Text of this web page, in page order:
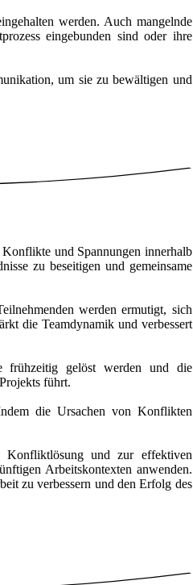
werden. Auch mangelnde
eingebunden sind oder ihre
um sie zu bewältigen und
und Spannungen innerhalb
zu beseitigen und gemeinsame
werden ermutigt, sich
die Teamdynamik und verbessert
frühzeitig gelöst werden und die
führt.
die Ursachen von Konflikten
Konfliktlösung und zur effektiven
Arbeitskontexten anwenden.
zu verbessern und den Erfolg des